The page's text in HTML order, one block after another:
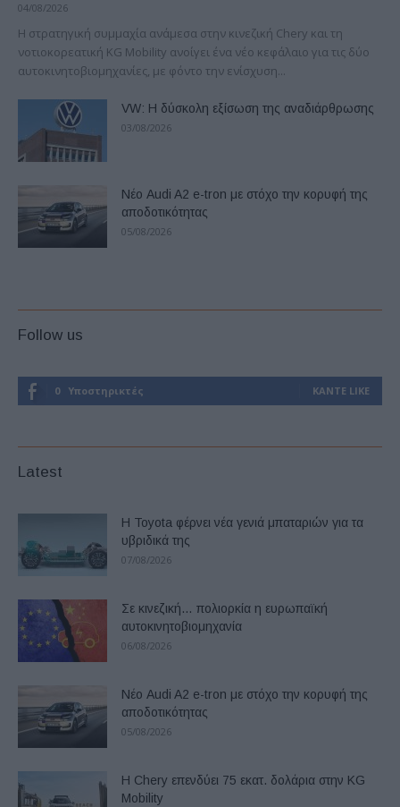
04/08/2026
H στρατηγική συμμαχία ανάμεσα στην κινεζική Chery και τη
νοτιοκορεατική KG Mobility ανοίγει ένα νέο κεφάλαιο για τις δύο
αυτοκινητοβιομηχανίες, με φόντο την ενίσχυση...
VW: Η δύσκολη εξίσωση της αναδιάρθρωσης
03/08/2026
Νέο Audi A2 e-tron με στόχο την κορυφή της
αποδοτικότητας
05/08/2026
Follow us
0 Υποστηρικτές ΚΆΝΤΕ LIKE
Latest
Η Toyota φέρνει νέα γενιά μπαταριών για τα
υβριδικά της
07/08/2026
Σε κινεζική… πολιορκία η ευρωπαϊκή
αυτοκινητοβιομηχανία
06/08/2026
Νέο Audi A2 e-tron με στόχο την κορυφή της
αποδοτικότητας
05/08/2026
Η Chery επενδύει 75 εκατ. δολάρια στην KG
Mobility